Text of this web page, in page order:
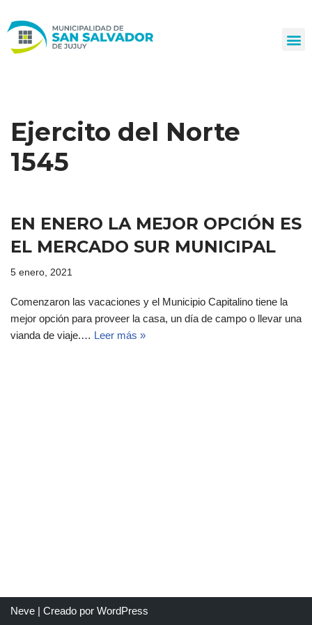
al
Ejercito del Norte
1545
EN ENERO LA MEJOR OPCIÓN ES
EL MERCADO SUR MUNICIPAL
5 enero, 2021
Comenzaron las vacaciones y el Municipio Capitalino tiene la
mejor opción para proveer la casa, un día de campo o llevar una
vianda de viaje.… Leer más »
Neve | Creado por WordPress